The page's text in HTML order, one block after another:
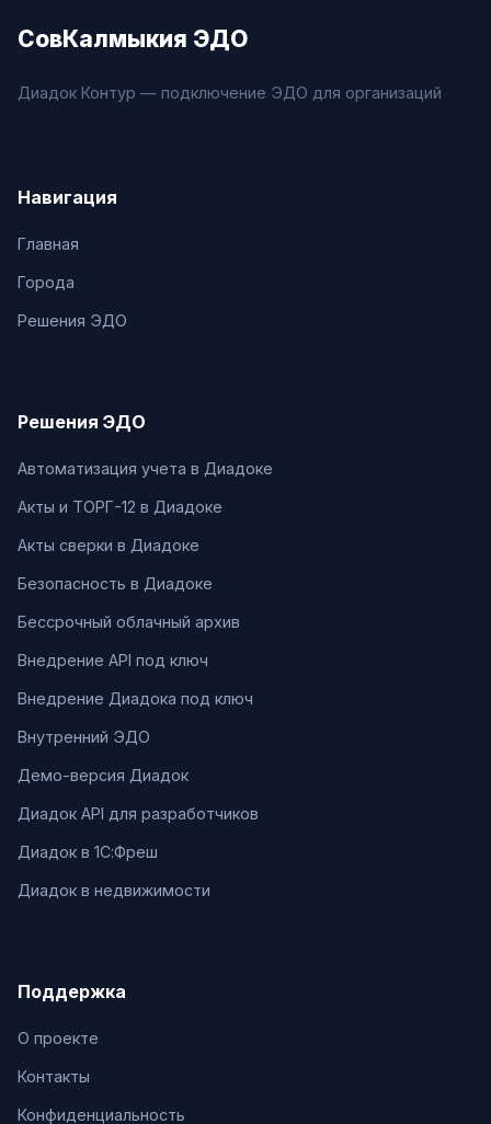
СовКалмыкия ЭДО
Диадок Контур — подключение ЭДО для организаций
Навигация
Главная
Города
Решения ЭДО
Решения ЭДО
Автоматизация учета в Диадоке
Акты и ТОРГ-12 в Диадоке
Акты сверки в Диадоке
Безопасность в Диадоке
Бессрочный облачный архив
Внедрение API под ключ
Внедрение Диадока под ключ
Внутренний ЭДО
Демо-версия Диадок
Диадок API для разработчиков
Диадок в 1С:Фреш
Диадок в недвижимости
Поддержка
О проекте
Контакты
Конфиденциальность